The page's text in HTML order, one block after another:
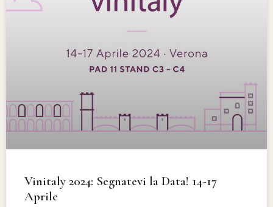
Vinitaly 2024: Segnatevi la Data! 14-17
Aprile